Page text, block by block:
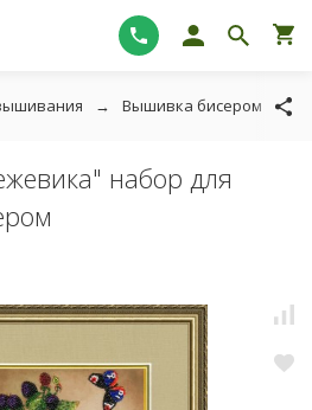
Вышивка бисером
набор для